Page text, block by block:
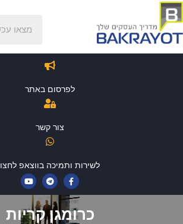
לפרסום באתר
צור קשר
לשירות ותמיכה בווצאפ לחצו
כרומגן קריות